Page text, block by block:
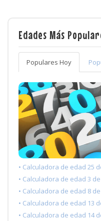
Edades Más
Populares Hoy
• Calculadora de edad 25
• Calculadora de edad 3
• Calculadora de edad 8
• Calculadora de edad 13
• Calculadora de edad 14